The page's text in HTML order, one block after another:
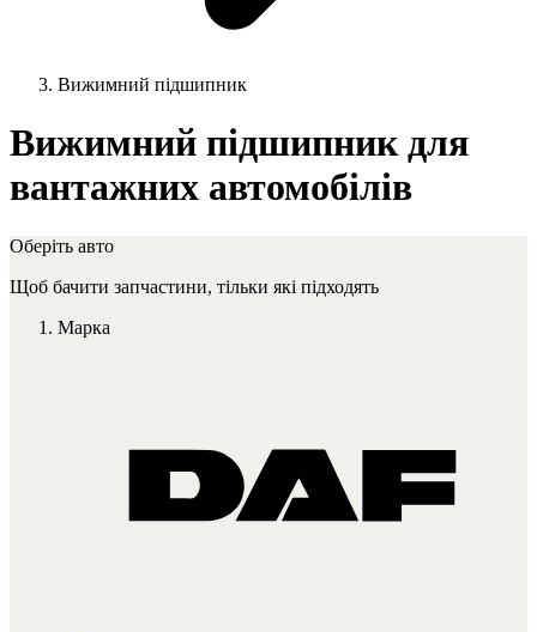
Вижимний підшипник
Вижимний підшипник для
вантажних автомобілів
Оберіть авто
Щоб бачити запчастини, тільки які підходять
Марка